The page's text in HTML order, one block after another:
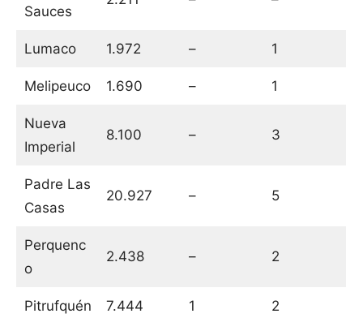
Sauces
Lumaco 1.972 – 1
Melipeuco 1.690 – 1
Nueva
Imperial
8.100 – 3
Padre Las
Casas
20.927 – 5
Perquenc
o
2.438 – 2
Pitrufquén 7.444 1 2